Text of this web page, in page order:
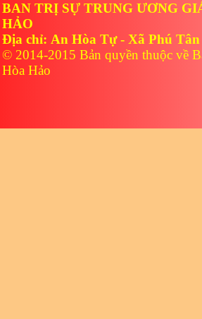
BAN TRỊ SỰ TRUNG ƯƠNG
HẢO
Địa chỉ: An Hòa Tự - Xã Phú
© 2014-2015 Bản quyền thuộc về
Hòa Hảo